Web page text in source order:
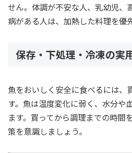
せん。体調が不安な人、乳幼児、
病がある人は、加熱した料理を優
保存・下処理・冷凍の実
魚をおいしく安全に食べるには、
す。魚は温度変化に弱く、水分や
ます。買ってから調理までの時間
策を意識しましょう。